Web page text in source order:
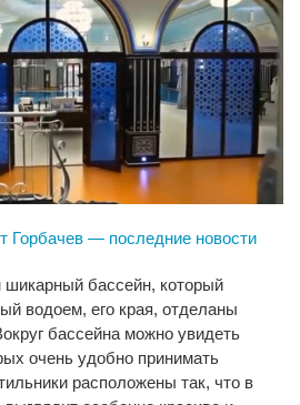
Горбачев — последние новости
шикарный бассейн, который
водоем, его края, отделаны
бассейна можно увидеть
очень удобно принимать
расположены так, что в